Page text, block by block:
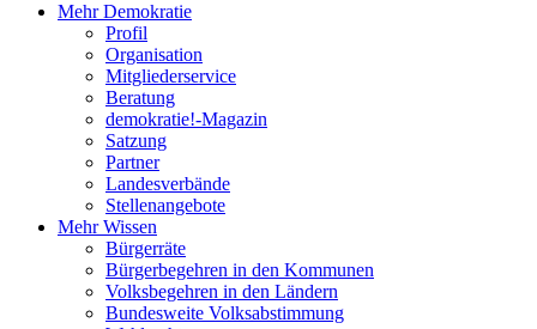
Mehr Demokratie
Profil
Organisation
Mitgliederservice
Beratung
demokratie!-Magazin
Satzung
Partner
Landesverbände
Stellenangebote
Mehr Wissen
Bürgerräte
Bürgerbegehren in den Kommunen
Volksbegehren in den Ländern
Bundesweite Volksabstimmung